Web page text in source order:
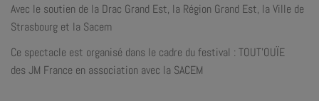
Avec le soutien de la Drac Grand Est, la Région Grand Est, la Ville de
Strasbourg et la Sacem
Ce spectacle est organisé dans le cadre du festival : TOUT’OUÏE
des JM France en association avec la SACEM